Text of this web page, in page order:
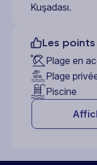
Kuşadası.
Les
Plage en
Plage
Piscine